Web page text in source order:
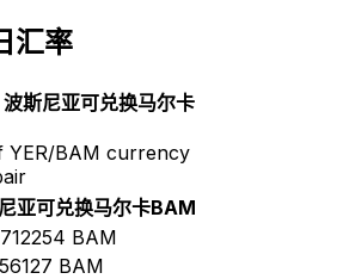
汇率
斯尼亚可兑换马尔卡
YER/BAM currency
亚可兑换马尔卡BAM
BAM
BAM